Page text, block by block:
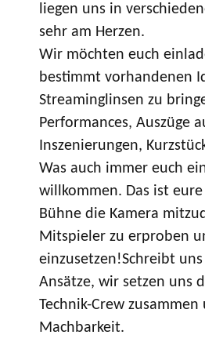
liegen uns in
sehr am Herzen.
Wir möchten euch
bestimmt vorhandenen
Streaminglinsen zu
Performances, Auszüge
Inszenierungen,
Was auch immer euch
willkommen. Das ist
Bühne die Kamera
Mitspieler zu erproben
einzusetzen!Schreibt
Ansätze, wir setzen uns
Technik-Crew
Machbarkeit.